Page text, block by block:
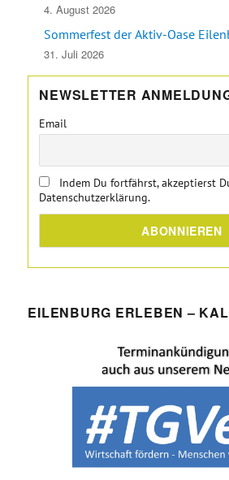
4. August 2026
Sommerfest der Aktiv-Oase
31. Juli 2026
NEWSLETTER
Email
Indem Du fortfährst, akzeptierst
Datenschutzerklärung.
EILENBURG ERLEBEN –